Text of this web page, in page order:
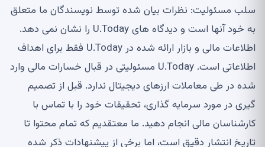
سلب مسئولیت: نظرات بیان شده توسط نویسندگان ما متعلق
به خود آنها است و دیدگاه های U.Today را نشان نمی دهد.
اطلاعات مالی و بازار ارائه شده در U.Today فقط برای اهداف
اطلاعاتی است. U.Today مسئولیتی در قبال خسارات مالی وارد
شده در طی معاملات ارزهای دیجیتال ندارد. قبل از تصمیم
گیری در مورد سرمایه گذاری، تحقیقات خود را با تماس با
کارشناسان مالی انجام دهید. ما معتقدیم که تمام محتوا تا
تاریخ انتشار دقیق است، اما برخی از پیشنهادات ذکر شده